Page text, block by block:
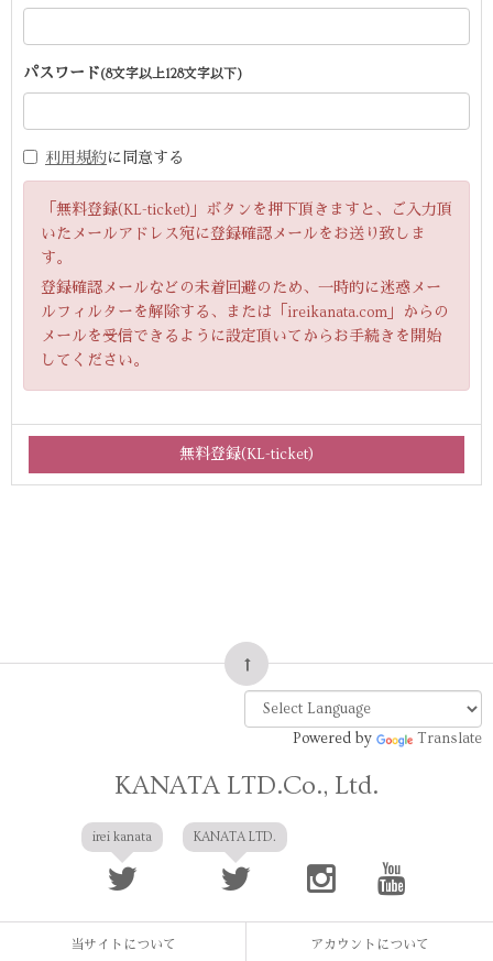
パスワード(8文字以上128文字以下)
利用規約に同意する
「無料登録(KL-ticket)」ボタンを押下頂きますと、ご入力頂
いたメールアドレス宛に登録確認メールをお送り致しま
す。
登録確認メールなどの未着回避のため、一時的に迷惑メー
ルフィルターを解除する、または「ireikanata.com」からの
メールを受信できるように設定頂いてからお手続きを開始
してください。
Powered by Translate
KANATA LTD.Co., Ltd.
irei kanata KANATA LTD.
当サイトについて アカウントについて